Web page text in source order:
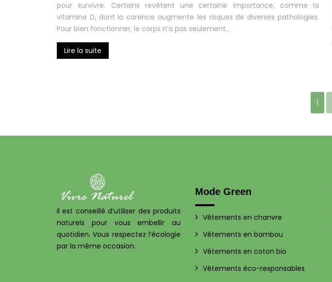
pour survivre. Certains revêtent une certaine importance, comme la
vitamine D, dont la carence augmente les risques de diverses pathologies.
Pour bien fonctionner, le corps n’a pas seulement…
Lire la suite
1
Il est conseillé d’utiliser des produits
naturels pour vous embellir au
quotidien. Vous respectez l’écologie
par la même occasion.
Mode Green
Vêtements en chanvre
Vêtements en bambou
Vêtements en coton bio
Vêtements éco-responsables